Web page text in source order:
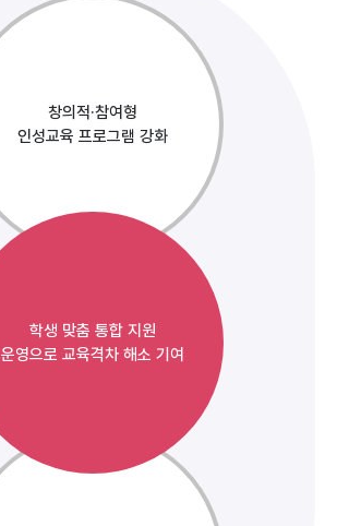
창의적·참여형
인성교육 프로그램 강화
학생 맞춤 통합 지원
운영으로 교육격차 해소 기여